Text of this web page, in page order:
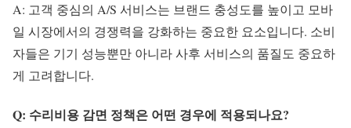
A: 고객 중심의 A/S 서비스는 브랜드 충성도를 높이고 모바
일 시장에서의 경쟁력을 강화하는 중요한 요소입니다. 소비
자들은 기기 성능뿐만 아니라 사후 서비스의 품질도 중요하
게 고려합니다.
Q: 수리비용 감면 정책은 어떤 경우에 적용되나요?